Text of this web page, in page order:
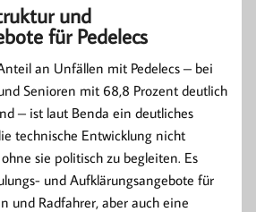
und
für Pedelecs
an Unfällen mit Pedelecs – bei
Senioren mit 68,8 Prozent deutlich
– ist laut Benda ein deutliches
technische Entwicklung nicht
sie politisch zu begleiten. Es
und Aufklärungsangebote für
und Radfahrer, aber auch eine